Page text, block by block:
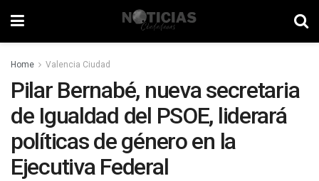
Home Valencia Ciudad
Pilar Bernabé, nueva secretaria
de Igualdad del PSOE, liderará
políticas de género en la
Ejecutiva Federal